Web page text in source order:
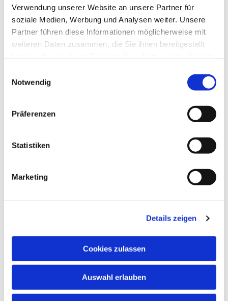
Verwendung unserer Website an unsere Partner für
soziale Medien, Werbung und Analysen weiter. Unsere
Partner führen diese Informationen möglicherweise mit
weiteren Daten zusammen, die Sie ihnen bereitgestellt
Notwendig
Präferenzen
Statistiken
Marketing
Details zeigen
Cookies zulassen
Auswahl erlauben